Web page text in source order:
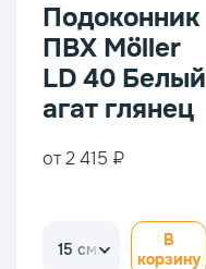
Подоконник
ПВХ Möller
LD 40 Белый
агат глянец
от 2 415 ₽
15 см.
В
корзину